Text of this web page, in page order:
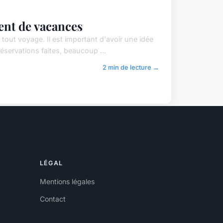
de vacances
voyage. Il est important d'avoir une idée
faites, beaucoup ...
2 min de lecture →
LÉGAL
Mentions légales
Contact